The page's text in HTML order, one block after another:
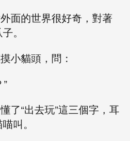
面的世界很好奇，對著
。
小貓頭，問：
了“出去玩”這三個字，耳
叫。